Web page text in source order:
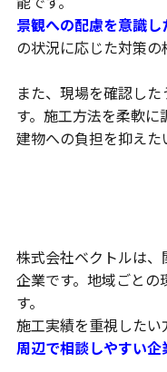
景観への配慮を意識し
の状況に応じた対策の
また、現場を確認し
す。施工方法を柔軟に
建物への負担を抑えた
株式会社ベクトルは
企業です。地域ごと
す。
施工実績を重視したい
周辺で相談しやすい企